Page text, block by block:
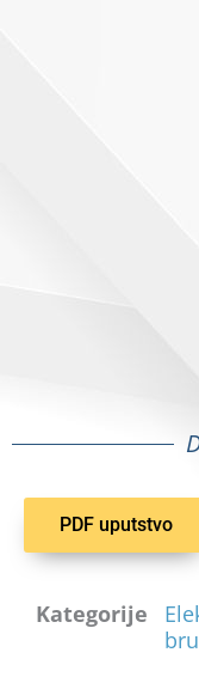
PDF uputstvo
Kategorije